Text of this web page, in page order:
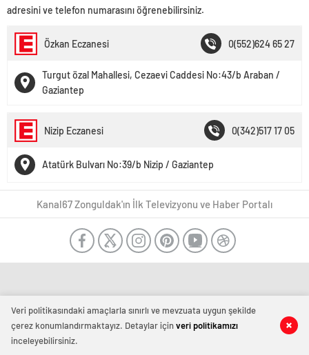
adresini ve telefon numarasını öğrenebilirsiniz.
Özkan Eczanesi 0(552)624 65 27
Turgut özal Mahallesi, Cezaevi Caddesi No:43/b Araban /
Gaziantep
Nizip Eczanesi 0(342)517 17 05
Atatürk Bulvarı No:39/b Nizip / Gaziantep
Kanal67 Zonguldak'ın İlk Televizyonu ve Haber Portalı
Veri politikasındaki amaçlarla sınırlı ve mevzuata uygun şekilde
çerez konumlandırmaktayız. Detaylar içinveri politikamızı
inceleyebilirsiniz.